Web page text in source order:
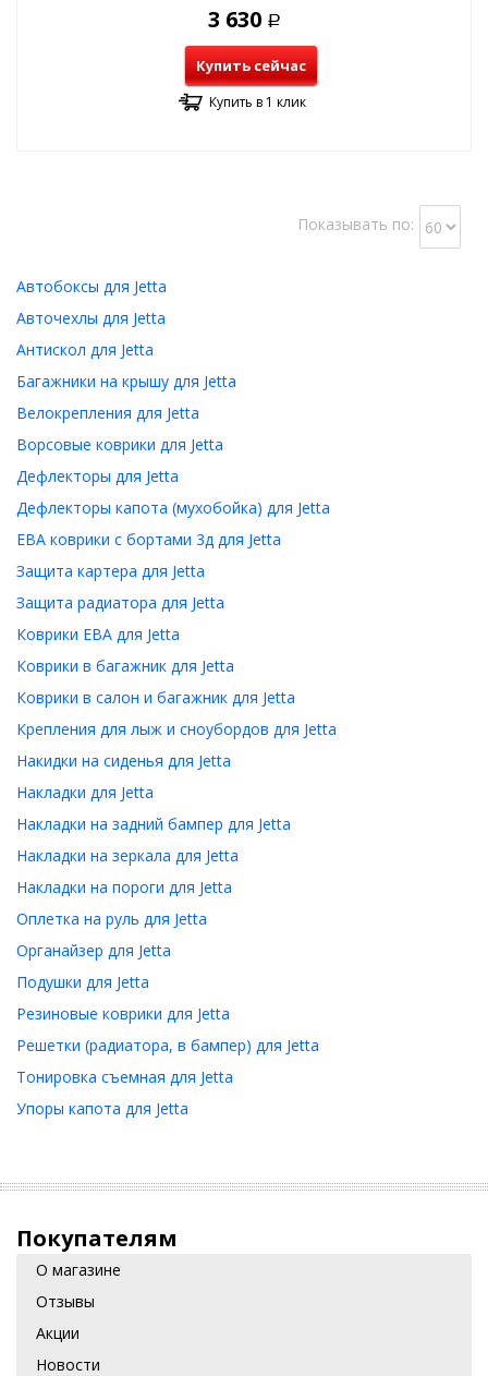
3 630 Р
Купить сейчас
Купить в 1 клик
Показывать по:
Автобоксы для Jetta
Авточехлы для Jetta
Антискол для Jetta
Багажники на крышу для Jetta
Велокрепления для Jetta
Ворсовые коврики для Jetta
Дефлекторы для Jetta
Дефлекторы капота (мухобойка) для Jetta
ЕВА коврики с бортами 3д для Jetta
Защита картера для Jetta
Защита радиатора для Jetta
Коврики ЕВА для Jetta
Коврики в багажник для Jetta
Коврики в салон и багажник для Jetta
Крепления для лыж и сноубордов для Jetta
Накидки на сиденья для Jetta
Накладки для Jetta
Накладки на задний бампер для Jetta
Накладки на зеркала для Jetta
Накладки на пороги для Jetta
Оплетка на руль для Jetta
Органайзер для Jetta
Подушки для Jetta
Резиновые коврики для Jetta
Решетки (радиатора, в бампер) для Jetta
Тонировка съемная для Jetta
Упоры капота для Jetta
Покупателям
О магазине
Отзывы
Акции
Новости